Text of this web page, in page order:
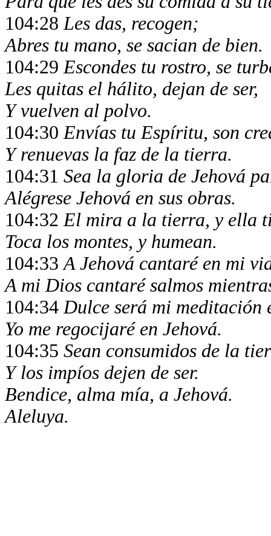
104:28Les das, recogen;
Abres tu mano, se sacian de bien.
104:29Escondes tu rostro, se
Les quitas el hálito, dejan de ser,
Y vuelven al polvo.
104:30Envías tu Espíritu, son
Y renuevas la faz de la tierra.
104:31 Sea la gloria de Jehová
Alégrese Jehová en sus obras.
104:32El mira a la tierra, y ella
Toca los montes, y humean.
104:33A Jehová cantaré en mi
A mi Dios cantaré salmos
104:34Dulce será mi meditación
Yo me regocijaré en Jehová.
104:35 Sean consumidos de la
Y los impíos dejen de ser.
Bendice, alma mía, a Jehová.
Aleluya.